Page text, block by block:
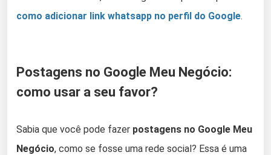
como adicionar link whatsapp no perfil do Google.
Postagens no Google Meu Negócio:
como usar a seu favor?
Sabia que você pode fazer postagens no Google Meu
Negócio, como se fosse uma rede social? Essa é uma